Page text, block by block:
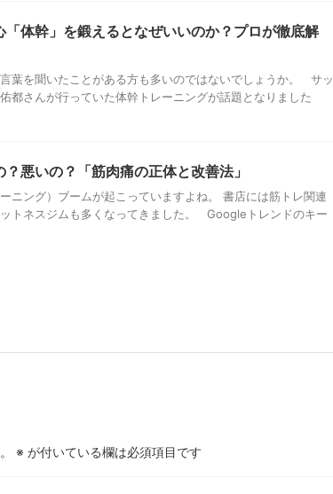
「体幹」を鍛えるとなぜいいのか？プロが徹底解
言葉を聞いたことがある方も多いのではないでしょうか。 サッ
都さんが行っていた体幹トレーニングが話題となりました
？悪いの？「筋肉痛の正体と改善法」
ニング）ブームが起こっていますよね。 書店には筋トレ関連
トネスジムも多くなってきました。 Googleトレンドのキー
※ が付いている欄は必須項目です